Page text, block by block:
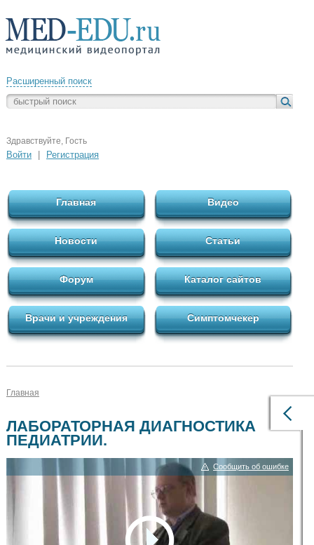
Расширенный поиск
Здравствуйте, Гость
Войти Регистрация
Главная Видео
Новости Статьи
Форум Каталог сайтов
Врачи и учреждения Симптомчекер
Главная
ЛАБОРАТОРНАЯ ДИАГНОСТИКА
ПЕДИАТРИИ.
Сообщить об ошибке